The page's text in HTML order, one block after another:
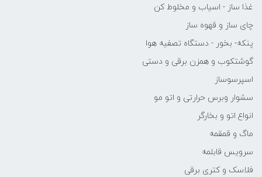
غذا ساز - اسیاب و مخلوط کن
چای ساز و قهوه ساز
پنکه- بخور - دستگاه تصفیه هوا
گوشتکوب و همزن برقی و دستی
اسپرسوساز
سشوار وبرس حرارتی و اتو مو
انواع اتو و بخارگر
ماگ و قمقمه
سرویس قابلمه
فلاسک و کتری برقی